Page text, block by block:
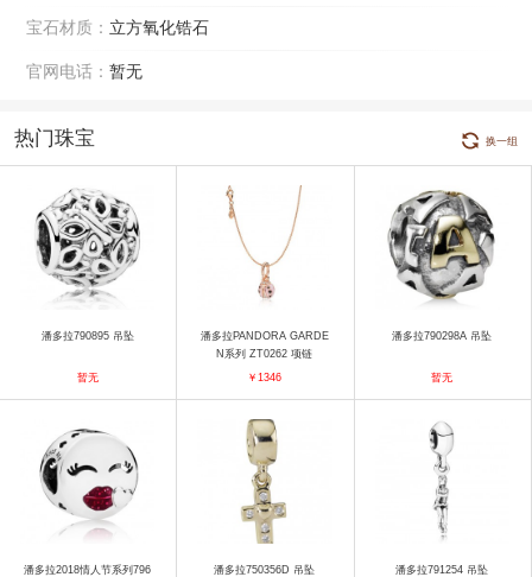
宝石材质： 立方氧化锆石
官网电话： 暂无
热门珠宝 换一组
潘多拉790895 吊坠
暂无
潘多拉PANDORA GARDE
N系列 ZT0262 项链
￥1346
潘多拉790298A 吊坠
暂无
潘多拉2018情人节系列796 潘多拉750356D 吊坠 潘多拉791254 吊坠